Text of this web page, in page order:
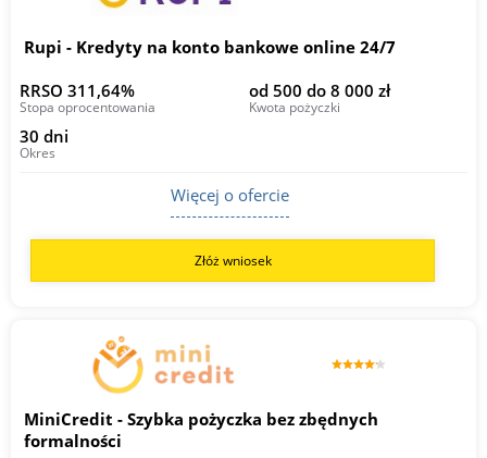
Rupi - Kredyty na konto bankowe online 24/7
RRSO 311,64%
Stopa oprocentowania
od 500 do 8 000 zł
Kwota pożyczki
30 dni
Okres
Więcej o ofercie
Złóż wniosek
MiniCredit - Szybka pożyczka bez zbędnych
formalności